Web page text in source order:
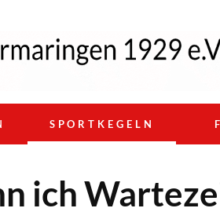
SPORTKEGELN
ich